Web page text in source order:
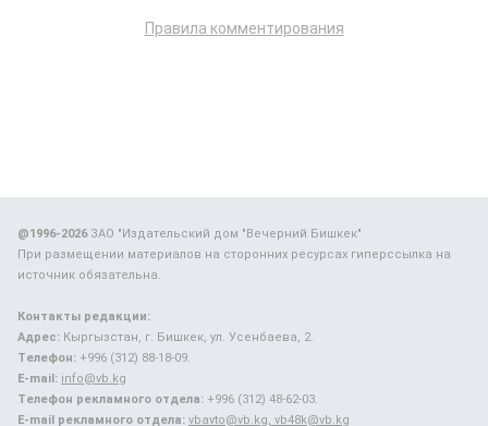
Правила комментирования
@1996-2026ЗАО "Издательский дом "Вечерний Бишкек"
При размещении материалов на сторонних ресурсах гиперссылка на
источник обязательна.
Контакты редакции:
Адрес: Кыргызстан, г. Бишкек, ул. Усенбаева, 2.
Телефон: +996 (312) 88-18-09.
E-mail: info@vb.kg
Телефон рекламного отдела: +996 (312) 48-62-03.
E-mail рекламного отдела: vbavto@vb.kg, vb48k@vb.kg